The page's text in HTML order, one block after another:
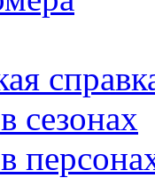
сезонах